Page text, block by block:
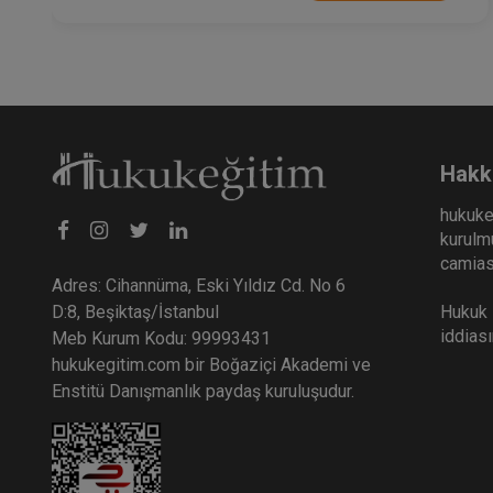
Adres: Cihannüma, Eski Yıldız Cd. No 6
D:8, Beşiktaş/İstanbul
Meb Kurum Kodu: 99993431
hukukegitim.com bir Boğaziçi Akademi ve
Enstitü Danışmanlık paydaş kuruluşudur.